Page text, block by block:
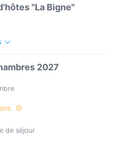
"La Bigne"
2027
de séjour